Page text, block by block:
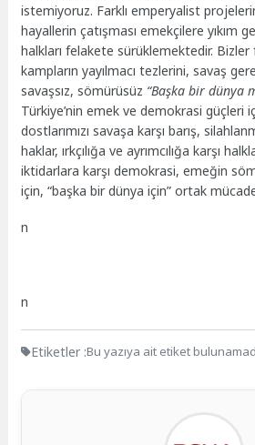
istemiyoruz. Farklı emperyalist
hayallerin çatışması emekçilere yıkım
halkları felakete sürüklemektedir. Bizler
kampların yayılmacı tezlerini, savaş
savaşsız, sömürüsüz “Başka bir dünya
Türkiye’nin emek ve demokrasi güçleri
dostlarımızı savaşa karşı barış,
haklar, ırkçılığa ve ayrımcılığa karşı
iktidarlara karşı demokrasi, emeğin
için, “başka bir dünya için” ortak
n
n
Etiketler :Bu yazıya ait etiket